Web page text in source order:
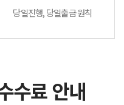
당일진행, 당일출금 원칙
수료 안내